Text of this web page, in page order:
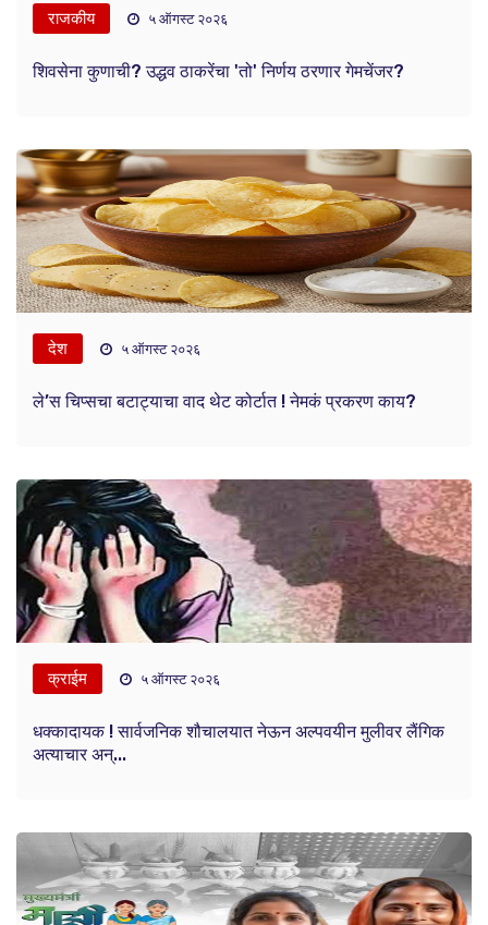
राजकीय ५ ऑगस्ट २०२६
शिवसेना कुणाची? उद्धव ठाकरेंचा 'तो' निर्णय ठरणार गेमचेंजर?
देश ५ ऑगस्ट २०२६
ले’स चिप्सचा बटाट्याचा वाद थेट कोर्टात ! नेमकं प्रकरण काय?
क्राईम ५ ऑगस्ट २०२६
धक्कादायक ! सार्वजनिक शौचालयात नेऊन अल्पवयीन मुलीवर लैंगिक
अत्याचार अन्...